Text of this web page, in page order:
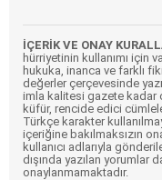
İÇERİK VE ONAY
hürriyetinin kullanımı için
hukuka, inanca ve farklı
değerler çerçevesinde
imla kalitesi gazete kadar
küfür, rencide edici
Türkçe karakter
içeriğine bakılmaksızın
kullanıcı adlarıyla
dışında yazılan yorumlar
onaylanmamaktadır.